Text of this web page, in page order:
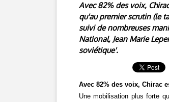
Avec 82% des voix,
qu'au premier scrutin (le
suivi de nombreuses
National, Jean Marie
soviétique'.
Avec 82% des voix, Chirac
Une mobilisation plus forte